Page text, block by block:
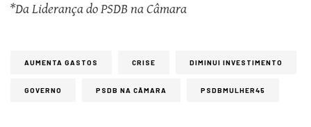
*Da Liderança do PSDB na Câmara
AUMENTA GASTOS CRISE DIMINUI INVESTIMENTO
GOVERNO PSDB NA CÂMARA PSDBMULHER45